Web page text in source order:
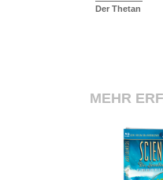
Der Thetan
MEHR